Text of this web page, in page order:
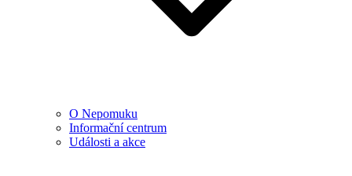
O Nepomuku
Informační centrum
Události a akce